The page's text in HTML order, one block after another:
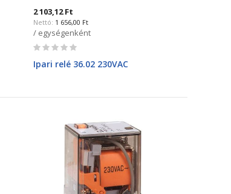
2 103,12 Ft
1 656,00 Ft
/ egységenként
Rating:
Ipari relé 36.02 230VAC